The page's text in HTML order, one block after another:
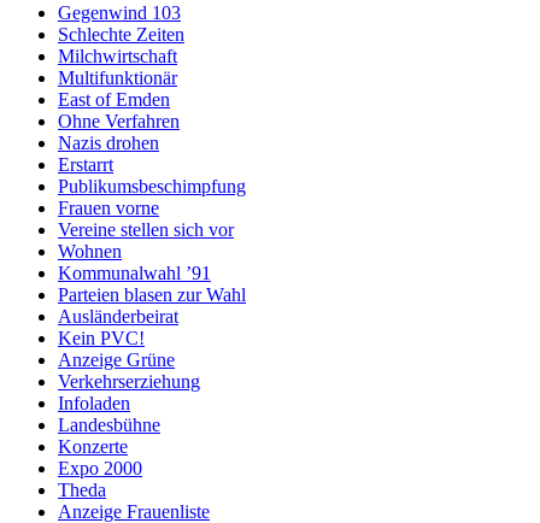
Gegenwind 103
Schlechte Zeiten
Milchwirtschaft
Multifunktionär
East of Emden
Ohne Verfahren
Nazis drohen
Erstarrt
Publikumsbeschimpfung
Frauen vorne
Vereine stellen sich vor
Wohnen
Kommunalwahl ’91
Parteien blasen zur Wahl
Ausländerbeirat
Kein PVC!
Anzeige Grüne
Verkehrserziehung
Infoladen
Landesbühne
Konzerte
Expo 2000
Theda
Anzeige Frauenliste